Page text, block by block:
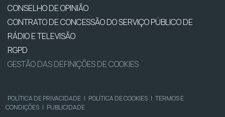
CONSELHO DE OPINIÃO
CONTRATO DE CONCESSÃO DO SERVIÇO PÚBLICO DE
RÁDIO E TELEVISÃO
RGPD
GESTÃO DAS DEFINIÇÕES DE COOKIES
POLÍTICA DE PRIVACIDADE | POLÍTICA DE COOKIES | TERMOS E
CONDIÇÕES | PUBLICIDADE